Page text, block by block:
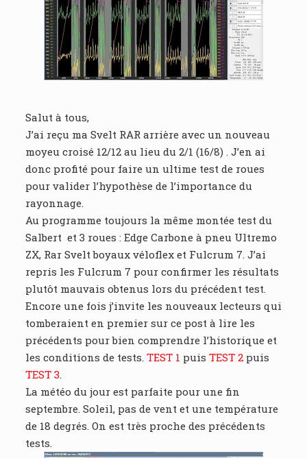
Salut à tous,
J’ai reçu ma Svelt RAR arrière avec un nouveau
moyeu croisé 12/12 au lieu du 2/1 (16/8) . J’en ai
donc profité pour faire un ultime test de roues
pour valider l’hypothèse de l’importance du
rayonnage.
Au programme toujours la même montée test du
Salbert et 3 roues : Edge Carbone à pneu Ultremo
ZX, Rar Svelt boyaux véloflex et Fulcrum 7. J’ai
repris les Fulcrum 7 pour confirmer les résultats
plutôt mauvais obtenus lors du précédent test.
Encore une fois j’invite les nouveaux lecteurs qui
tomberaient en premier sur ce post à lire les
précédents pour bien comprendre l’historique et
les conditions de tests. TEST 1 puis TEST 2puis
TEST 3.
La météo du jour est parfaite pour une fin
septembre. Soleil, pas de vent et une température
de 18 degrés. On est très proche des précédents
tests.